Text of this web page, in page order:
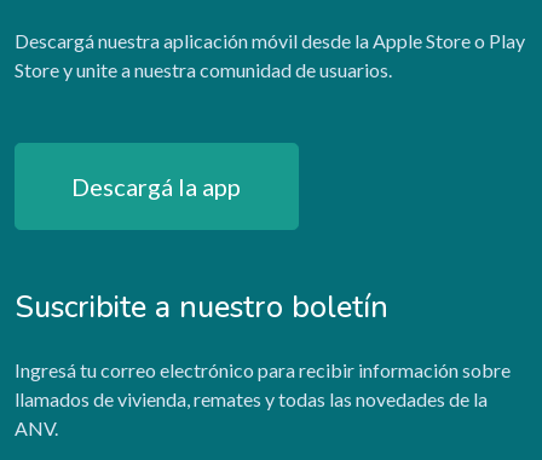
Descargá nuestra aplicación móvil desde la Apple Store o Play
Store y unite a nuestra comunidad de usuarios.
Descargá la app
Suscribite a nuestro boletín
Ingresá tu correo electrónico para recibir información sobre
llamados de vivienda, remates y todas las novedades de la
ANV.